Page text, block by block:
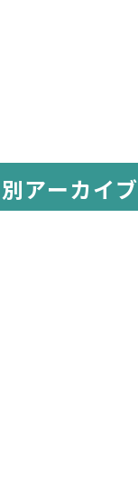
アーカイブ